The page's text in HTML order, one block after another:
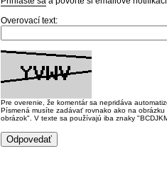
Overovací text:
Pre overenie, že komentár sa nepridáva
Písmená musíte zadávať rovnako ako na
obrázok". V texte sa používajú iba znaky